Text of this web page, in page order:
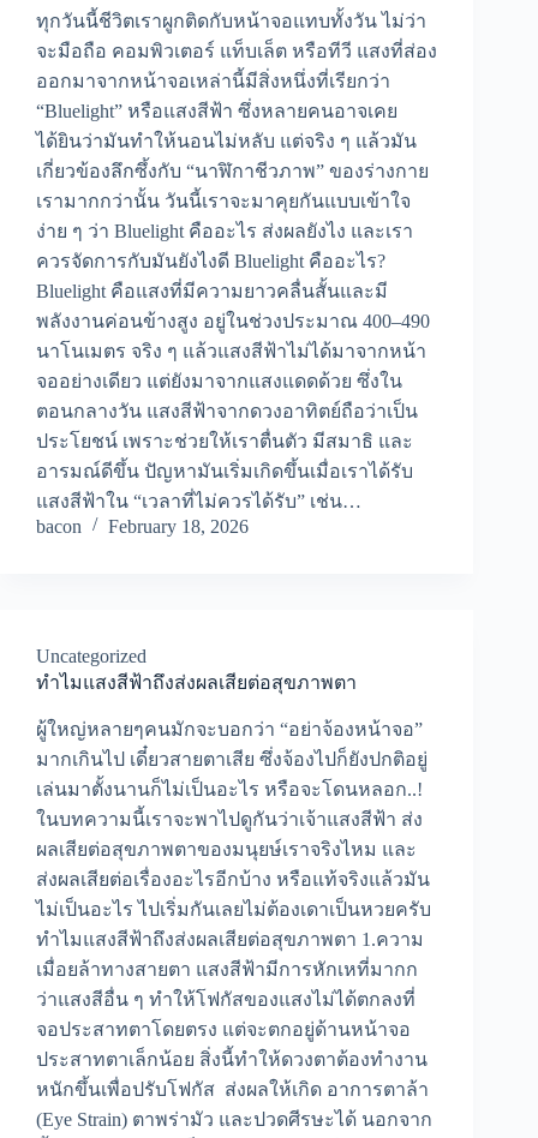
ทุกวันนี้ชีวิตเราผูกติดกับหน้าจอแทบทั้งวัน ไม่ว่า
จะมือถือ คอมพิวเตอร์ แท็บเล็ต หรือทีวี แสงที่ส่อง
ออกมาจากหน้าจอเหล่านี้มีสิ่งหนึ่งที่เรียกว่า
“Bluelight” หรือแสงสีฟ้า ซึ่งหลายคนอาจเคย
ได้ยินว่ามันทำให้นอนไม่หลับ แต่จริง ๆ แล้วมัน
เกี่ยวข้องลึกซึ้งกับ “นาฬิกาชีวภาพ” ของร่างกาย
เรามากกว่านั้น วันนี้เราจะมาคุยกันแบบเข้าใจ
ง่าย ๆ ว่า Bluelight คืออะไร ส่งผลยังไง และเรา
ควรจัดการกับมันยังไงดี Bluelight คืออะไร?
Bluelight คือแสงที่มีความยาวคลื่นสั้นและมี
พลังงานค่อนข้างสูง อยู่ในช่วงประมาณ 400–490
นาโนเมตร จริง ๆ แล้วแสงสีฟ้าไม่ได้มาจากหน้า
จออย่างเดียว แต่ยังมาจากแสงแดดด้วย ซึ่งใน
ตอนกลางวัน แสงสีฟ้าจากดวงอาทิตย์ถือว่าเป็น
ประโยชน์ เพราะช่วยให้เราตื่นตัว มีสมาธิ และ
อารมณ์ดีขึ้น ปัญหามันเริ่มเกิดขึ้นเมื่อเราได้รับ
แสงสีฟ้าใน “เวลาที่ไม่ควรได้รับ” เช่น…
bacon
February 18, 2026
Uncategorized
ทำไมแสงสีฟ้าถึงส่งผลเสียต่อสุขภาพตา
ผู้ใหญ่หลายๆคนมักจะบอกว่า “อย่าจ้องหน้าจอ”
มากเกินไป เดี๋ยวสายตาเสีย ซึ่งจ้องไปก็ยังปกติอยู่
เล่นมาตั้งนานก็ไม่เป็นอะไร หรือจะโดนหลอก..!
ในบทความนี้เราจะพาไปดูกันว่าเจ้าแสงสีฟ้า ส่ง
ผลเสียต่อสุขภาพตาของมนุยษ์เราจริงไหม และ
ส่งผลเสียต่อเรื่องอะไรอีกบ้าง หรือแท้จริงแล้วมัน
ไม่เป็นอะไร ไปเริ่มกันเลยไม่ต้องเดาเป็นหวยครับ
ทำไมแสงสีฟ้าถึงส่งผลเสียต่อสุขภาพตา 1.ความ
เมื่อยล้าทางสายตา แสงสีฟ้ามีการหักเหที่มากก
ว่าแสงสีอื่น ๆ ทำให้โฟกัสของแสงไม่ได้ตกลงที่
จอประสาทตาโดยตรง แต่จะตกอยู่ด้านหน้าจอ
ประสาทตาเล็กน้อย สิ่งนี้ทำให้ดวงตาต้องทำงาน
หนักขึ้นเพื่อปรับโฟกัส ส่งผลให้เกิด อาการตาล้า
(Eye Strain) ตาพร่ามัว และปวดศีรษะได้ นอกจาก